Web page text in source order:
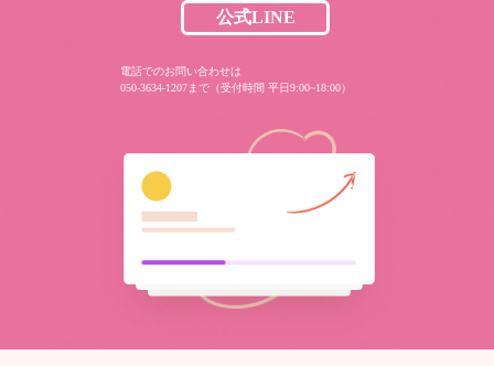
公式LINE
電話でのお問い合わせは
050-3634-1207まで（受付時間 平日9:00~18:00）